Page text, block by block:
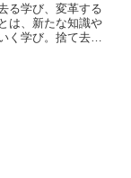
る学び、変革する
は、新たな知識や
く学び。捨て去る